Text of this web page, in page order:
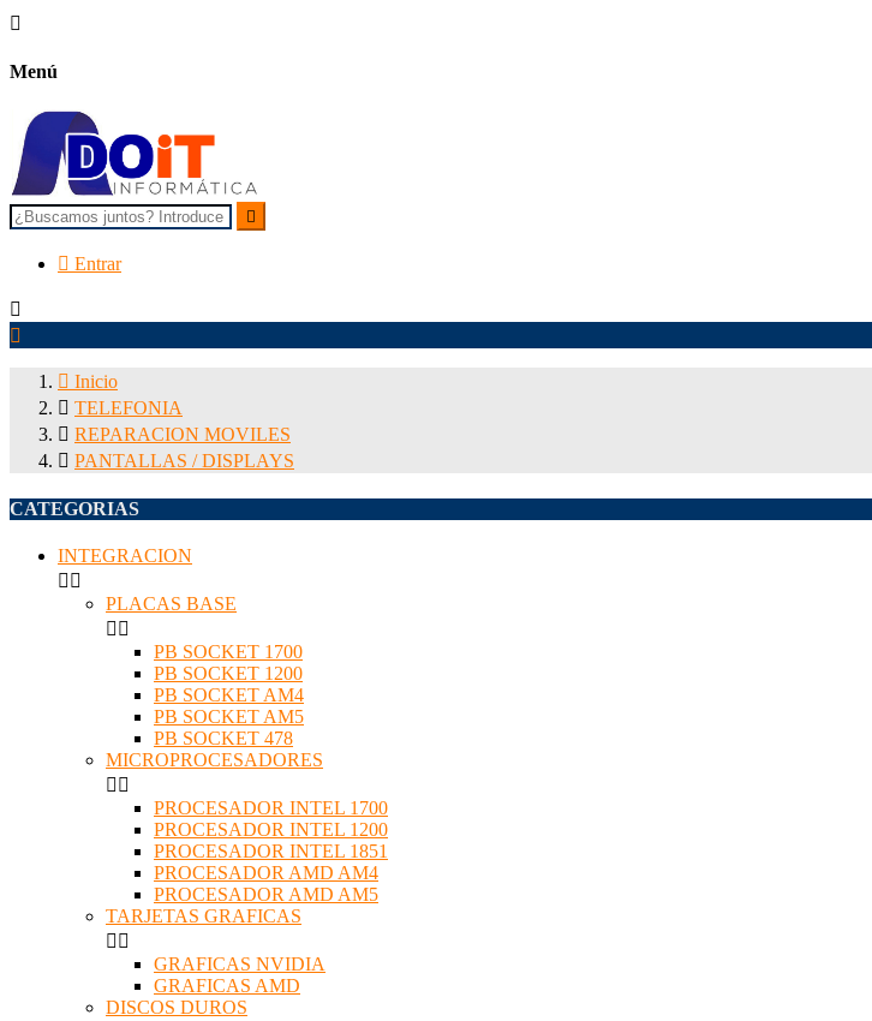

Menú

 Entrar


 Inicio
 TELEFONIA
 REPARACION MOVILES
 PANTALLAS / DISPLAYS
CATEGORIAS
INTEGRACION
 
PLACAS BASE
 
PB SOCKET 1700
PB SOCKET 1200
PB SOCKET AM4
PB SOCKET AM5
PB SOCKET 478
MICROPROCESADORES
 
PROCESADOR INTEL 1700
PROCESADOR INTEL 1200
PROCESADOR INTEL 1851
PROCESADOR AMD AM4
PROCESADOR AMD AM5
TARJETAS GRAFICAS
 
GRAFICAS NVIDIA
GRAFICAS AMD
DISCOS DUROS